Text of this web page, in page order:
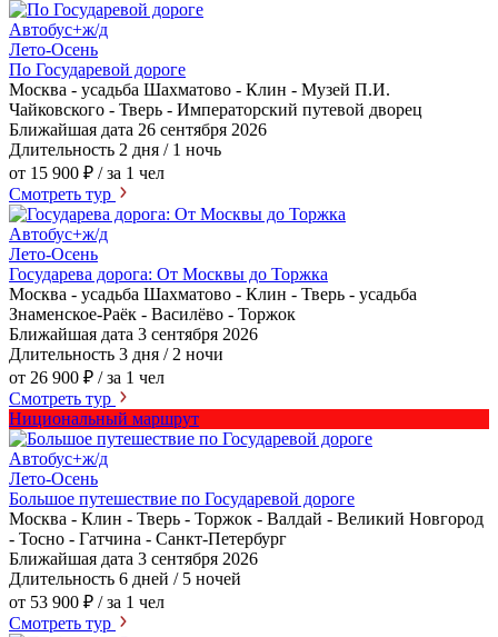
Автобус+ж/д
Лето-Осень
По Государевой дороге
Москва - усадьба Шахматово - Клин - Музей П.И.
Чайковского - Тверь - Императорский путевой дворец
Ближайшая дата 26 сентября 2026
Длительность 2 дня / 1 ночь
от 15 900 ₽ / за 1 чел
Смотреть тур
Автобус+ж/д
Лето-Осень
Государева дорога: От Москвы до Торжка
Москва - усадьба Шахматово - Клин - Тверь - усадьба
Знаменское-Раёк - Василёво - Торжок
Ближайшая дата 3 сентября 2026
Длительность 3 дня / 2 ночи
от 26 900 ₽ / за 1 чел
Смотреть тур
Нициональный маршрут
Автобус+ж/д
Лето-Осень
Большое путешествие по Государевой дороге
Москва - Клин - Тверь - Торжок - Валдай - Великий Новгород
- Тосно - Гатчина - Санкт-Петербург
Ближайшая дата 3 сентября 2026
Длительность 6 дней / 5 ночей
от 53 900 ₽ / за 1 чел
Смотреть тур